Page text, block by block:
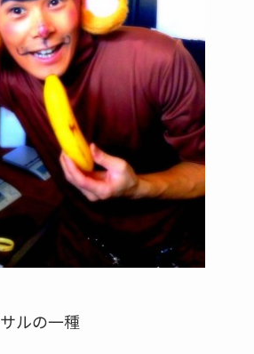
ルの一種